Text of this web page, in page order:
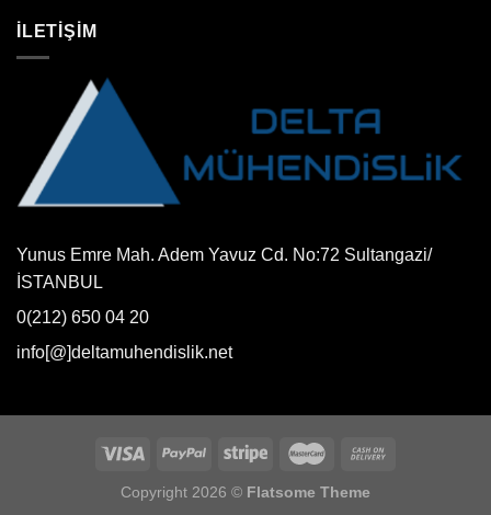
İLETİŞİM
Yunus Emre Mah. Adem Yavuz Cd. No:72 Sultangazi/
İSTANBUL
0(212) 650 04 20
info[@]deltamuhendislik.net
Copyright 2026 © Flatsome Theme